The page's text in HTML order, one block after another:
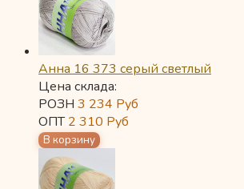
Анна 16 373 серый светлый
Цена склада:
РОЗН 3 234 Руб
ОПТ2 310 Руб